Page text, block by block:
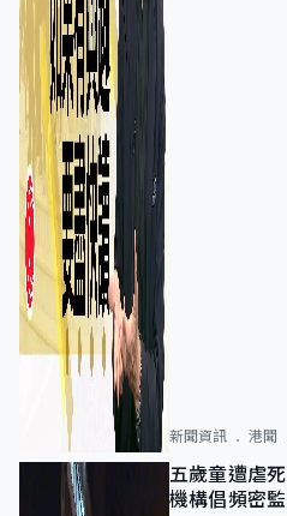
新聞資訊 港聞
五歲童遭虐
機構倡頻密